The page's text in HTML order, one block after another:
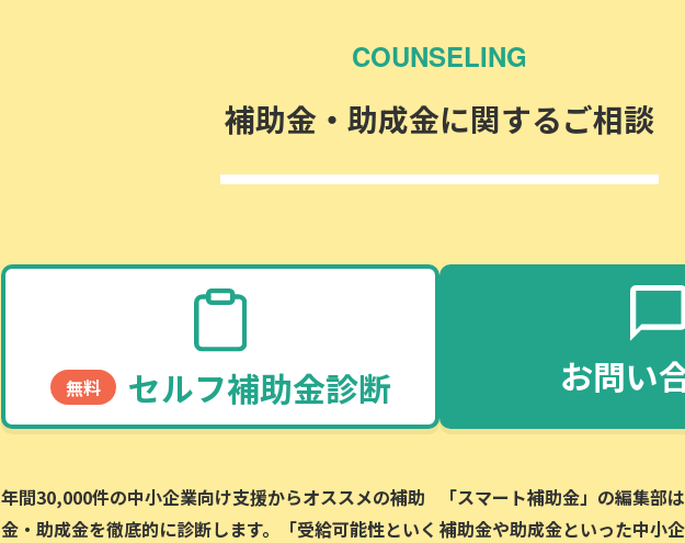
COUNSELING
補助金・助成金に関するご相談
無料 セルフ補助金診断
年間30,000件の中小企業向け支援からオススメの補助
金・助成金を徹底的に診断します。「受給可能性といく
お問い
「スマート補助金」の編集部
補助金や助成金といった中小